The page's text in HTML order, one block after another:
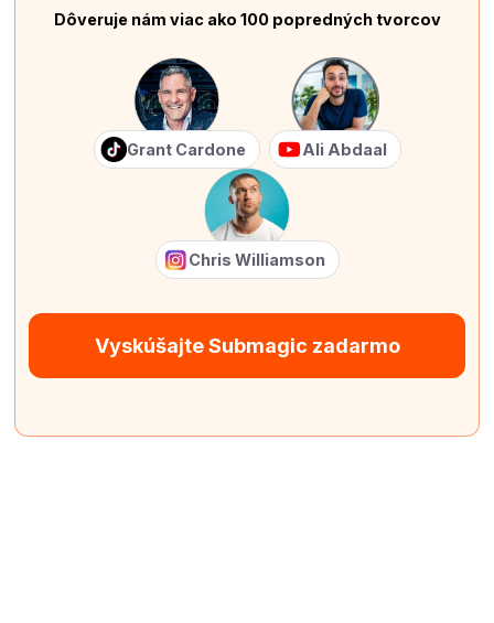
Dôveruje nám viac ako 100 popredných tvorcov
Grant Cardone Ali Abdaal
Chris Williamson
Vyskúšajte Submagic zadarmo